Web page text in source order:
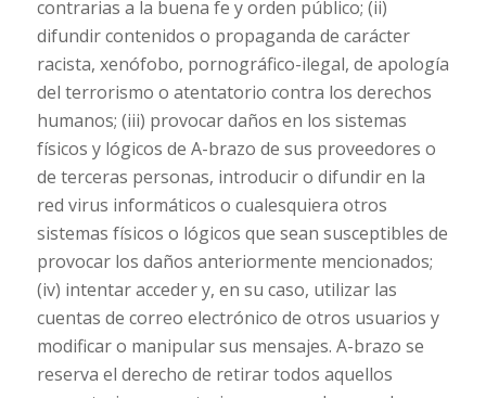
contrarias a la buena fe y orden público; (ii)
difundir contenidos o propaganda de carácter
racista, xenófobo, pornográfico-ilegal, de apología
del terrorismo o atentatorio contra los derechos
humanos; (iii) provocar daños en los sistemas
físicos y lógicos de A-brazo de sus proveedores o
de terceras personas, introducir o difundir en la
red virus informáticos o cualesquiera otros
sistemas físicos o lógicos que sean susceptibles de
provocar los daños anteriormente mencionados;
(iv) intentar acceder y, en su caso, utilizar las
cuentas de correo electrónico de otros usuarios y
modificar o manipular sus mensajes. A-brazo se
reserva el derecho de retirar todos aquellos